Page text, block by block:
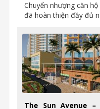
Chuyển nhượng căn
đã hoàn thiện đầy đủ
The Sun Avenue –